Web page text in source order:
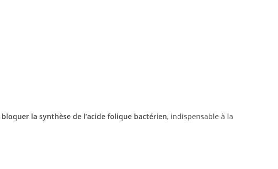
bloquer la synthèse de l’acide folique bactérien, indispensable à la